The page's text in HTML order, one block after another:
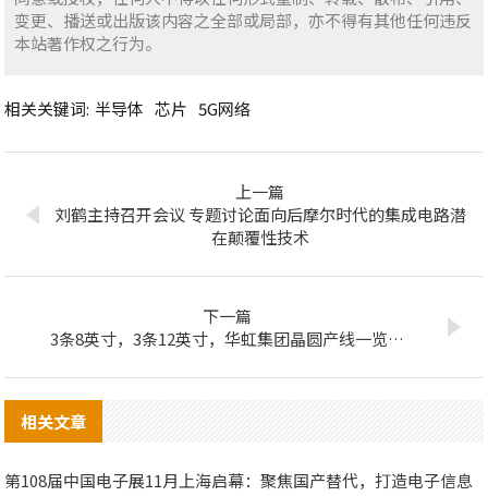
变更、播送或出版该内容之全部或局部，亦不得有其他任何违反
本站著作权之行为。
相关关键词: 半导体 芯片 5G网络
上一篇
刘鹤主持召开会议 专题讨论面向后摩尔时代的集成电路潜
在颠覆性技术
下一篇
3条8英寸，3条12英寸，华虹集团晶圆产线一览…
相关文章
第108届中国电子展11月上海启幕：聚焦国产替代，打造电子信息